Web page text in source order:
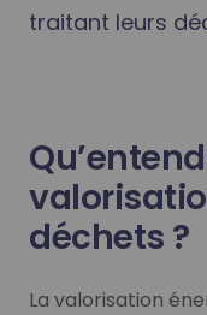
traitant leurs
déchets ?
La valorisation